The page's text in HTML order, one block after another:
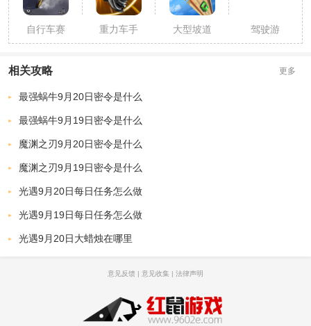
自行车比
赛
自行车赛
车摩托车
限赛
重力车手
大型坡道
比赛手游
驾驶游
戏：雷克
500 2020
相关攻略 更多
最强蜗牛9月20日密令是什么
最强蜗牛9月19日密令是什么
魔渊之刃9月20日密令是什么
魔渊之刃9月19日密令是什么
光遇9月20日每日任务怎么做
光遇9月19日每日任务怎么做
光遇9月20日大蜡烛在哪里
意见反馈 | 意见收集 | 法律声明